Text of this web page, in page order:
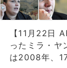
【11月22日
ったミラ・ヤ
は2008年、